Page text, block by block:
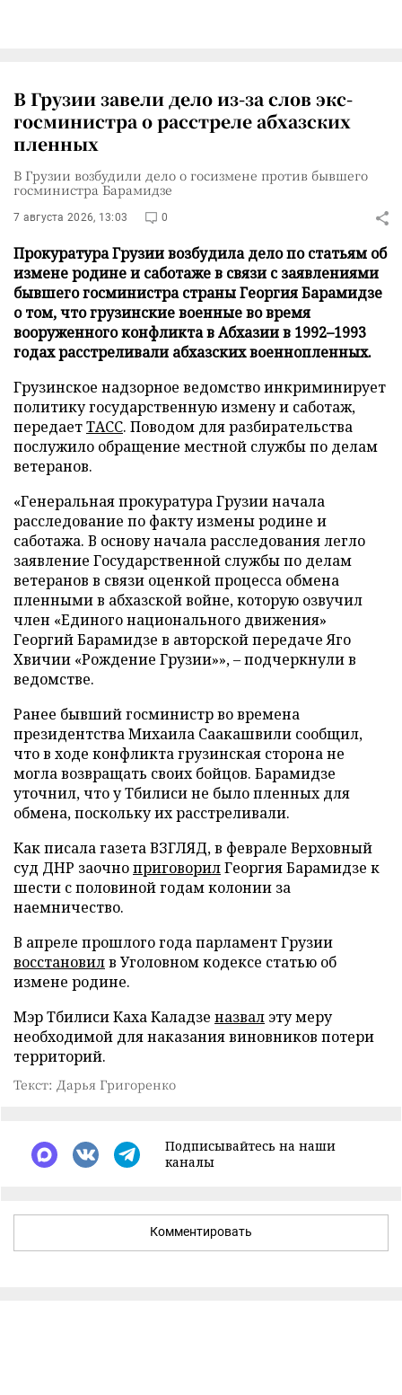
В Грузии завели дело из-за слов экс-
госминистра о расстреле абхазских
пленных
В Грузии возбудили дело о госизмене против бывшего
госминистра Барамидзе
7 августа 2026, 13:03 0
Прокуратура Грузии возбудила дело по статьям об
измене родине и саботаже в связи с заявлениями
бывшего госминистра страны Георгия Барамидзе
о том, что грузинские военные во время
вооруженного конфликта в Абхазии в 1992–1993
годах расстреливали абхазских военнопленных.
Грузинское надзорное ведомство инкриминирует
политику государственную измену и саботаж,
передаетТАСС. Поводом для разбирательства
послужило обращение местной службы по делам
ветеранов.
«Генеральная прокуратура Грузии начала
расследование по факту измены родине и
саботажа. В основу начала расследования легло
заявление Государственной службы по делам
ветеранов в связи оценкой процесса обмена
пленными в абхазской войне, которую озвучил
член «Единого национального движения»
Георгий Барамидзе в авторской передаче Яго
Хвичии «Рождение Грузии»», – подчеркнули в
ведомстве.
Ранее бывший госминистр во времена
президентства Михаила Саакашвили сообщил,
что в ходе конфликта грузинская сторона не
могла возвращать своих бойцов. Барамидзе
уточнил, что у Тбилиси не было пленных для
обмена, поскольку их расстреливали.
Как писала газета ВЗГЛЯД, в феврале Верховный
суд ДНР заочноприговорилГеоргия Барамидзе к
шести с половиной годам колонии за
наемничество.
В апреле прошлого года парламент Грузии
восстановилв Уголовном кодексе статью об
измене родине.
Мэр Тбилиси Каха Каладзе назвал эту меру
необходимой для наказания виновников потери
территорий.
Текст: Дарья Григоренко
Подписывайтесь на наши
каналы
Комментировать